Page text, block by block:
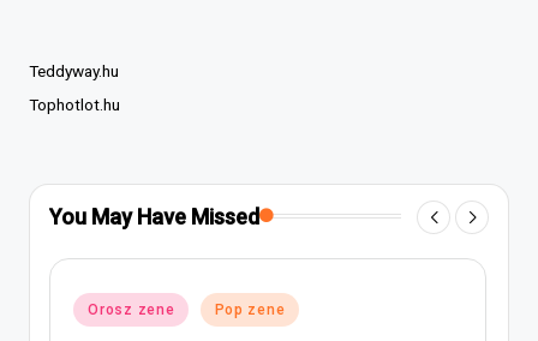
Teddyway.hu
Tophotlot.hu
You May Have Missed
Pop zene